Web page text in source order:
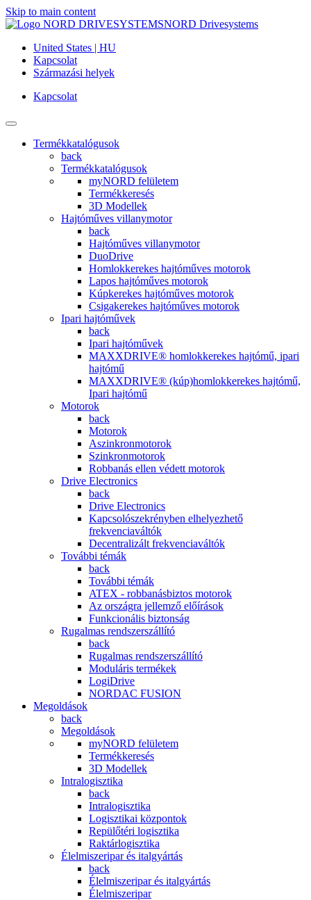
Skip to main content
NORD Drivesystems
United States | HU
Kapcsolat
Származási helyek
Kapcsolat
Termékkatalógusok
back
Termékkatalógusok
myNORD felületem
Termékkeresés
3D Modellek
Hajtóműves villanymotor
back
Hajtóműves villanymotor
DuoDrive
Homlokkerekes hajtóműves motorok
Lapos hajtóműves motorok
Kúpkerekes hajtóműves motorok
Csigakerekes hajtóműves motorok
Ipari hajtóművek
back
Ipari hajtóművek
MAXXDRIVE® homlokkerekes hajtómű, ipari
hajtómű
MAXXDRIVE® (kúp)homlokkerekes hajtómű,
Ipari hajtómű
Motorok
back
Motorok
Aszinkronmotorok
Szinkronmotorok
Robbanás ellen védett motorok
Drive Electronics
back
Drive Electronics
Kapcsolószekrényben elhelyezhető
frekvenciaváltók
Decentralizált frekvenciaváltók
További témák
back
További témák
ATEX - robbanásbiztos motorok
Az országra jellemző előírások
Funkcionális biztonság
Rugalmas rendszerszállító
back
Rugalmas rendszerszállító
Moduláris termékek
LogiDrive
NORDAC FUSION
Megoldások
back
Megoldások
myNORD felületem
Termékkeresés
3D Modellek
Intralogisztika
back
Intralogisztika
Logisztikai központok
Repülőtéri logisztika
Raktárlogisztika
Élelmiszeripar és italgyártás
back
Élelmiszeripar és italgyártás
Élelmiszeripar